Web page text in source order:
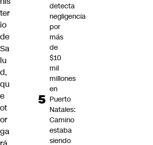
ter
io
de
Sa
lu
d,
qu
e
ot
or
ga
detecta
negligencia
por
más
de
$10
mil
millones
en
Puerto
Natales:
Camino
estaba
siendo